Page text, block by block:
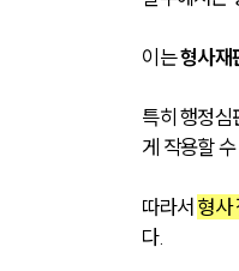
이는 형사재
특히 행정심
게 작용할
따라서 형사
다.